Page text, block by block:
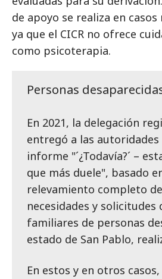
de apoyo se realiza en
ya que el CICR no ofrece
como psicoterapia.
Personas
En 2021, la delegación
entregó a las
informe "´¿Todavía?´ –
que más duele", basado
relevamiento completo
necesidades y solicitudes
familiares de personas
estado de San Pablo,
En estos y en otros casos,